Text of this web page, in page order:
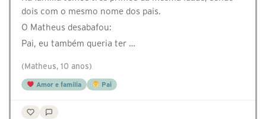
dois com o mesmo nome dos pais.
O Matheus desabafou:
Pai, eu também queria ter …
(Matheus, 10 anos)
Amor e família Pai